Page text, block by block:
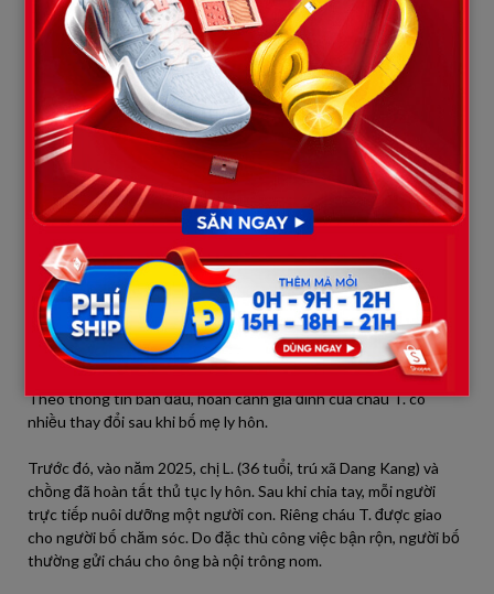
về vai trò của người mẹ.
Theo nội dung được phản ánh, đoạn video ghi lại sự việc có thời
lượng hơn 3 phút. Chính vì vậy, các cơ quan chức năng đang xem
xét toàn diện các tình tiết liên quan nhằm đánh giá khách quan
vai trò và trách nhiệm của từng người trong vụ việc.
Đại diện chính quyền địa phương nhấn mạnh việc xử lý sẽ không
dựa trên thông tin từ một phía mà sẽ căn cứ vào kết quả xác
minh, điều tra cũng như các chứng cứ thu thập được.
[MUA 1 TẶNG 1] Túi Nước Giặt Xả MaxKleen 3.8kg/ 3.6kg + Túi
Nước Giặt Xả 1.2kg Mùi ngẫu nhiên
Song song với quá trình làm rõ vụ việc, địa phương cũng đã chỉ
đạo các tổ chức đoàn thể hỗ trợ cháu bé ổn định tâm lý sau biến
Theo thông tin ban đầu, hoàn cảnh gia đình của cháu T. có
nhiều thay đổi sau khi bố mẹ ly hôn.
Trước đó, vào năm 2025, chị L. (36 tuổi, trú xã Dang Kang) và
chồng đã hoàn tất thủ tục ly hôn. Sau khi chia tay, mỗi người
trực tiếp nuôi dưỡng một người con. Riêng cháu T. được giao
cho người bố chăm sóc. Do đặc thù công việc bận rộn, người bố
thường gửi cháu cho ông bà nội trông nom.